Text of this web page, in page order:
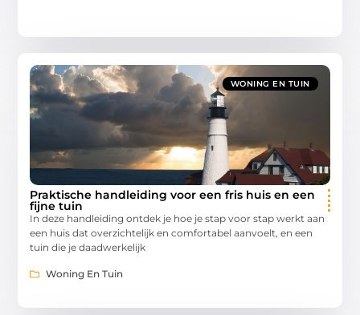
WONING EN TUIN
Praktische handleiding voor een fris huis en een
fijne tuin
In deze handleiding ontdek je hoe je stap voor stap werkt aan
een huis dat overzichtelijk en comfortabel aanvoelt, en een
tuin die je daadwerkelijk
Woning En Tuin